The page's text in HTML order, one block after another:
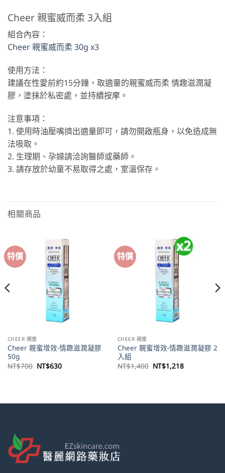
Cheer 親蜜威而柔 3入組
組合內容：
Cheer 親蜜威而柔 30g x3
使用方法：
建議在性愛前約15分鐘，取適量的親蜜威而柔 情趣滋潤凝
膠，塗抹於私密處，並持續按摩。
注意事項：
1. 使用時油壓嘴擠出適量即可，請勿開啟瓶身，以免造成無
法吸取。
2. 生理期、孕婦請洽詢醫師或藥師。
3. 請存放於幼童不易取得之處，室溫保存。
相關商品
特價
CHEER 親蜜
Cheer 親蜜增效-情趣滋潤凝膠
50g
NT$700 原
始
NT$630目
前
特價
CHEER 親蜜
Cheer 親蜜增效-情趣滋潤凝膠 2
入組
NT$1,400 原
始
NT$1,218目
前